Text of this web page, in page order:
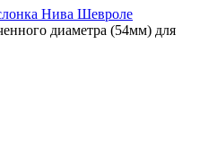
Нива Шевроле
диаметра (54мм) для